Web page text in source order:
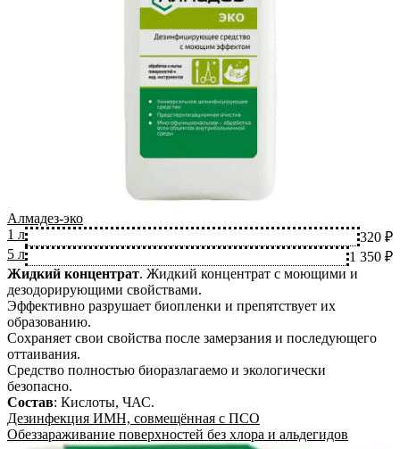
Алмадез-эко
1 л
320 ₽
5 л
1 350 ₽
Жидкий концентрат. Жидкий концентрат с моющими и
дезодорирующими свойствами.
Эффективно разрушает биопленки и препятствует их
образованию.
Сохраняет свои свойства после замерзания и последующего
оттаивания.
Средство полностью биоразлагаемо и экологически
безопасно.
Состав: Кислоты, ЧАС.
Дезинфекция ИМН, совмещённая с ПСО
Обеззараживание поверхностей без хлора и альдегидов